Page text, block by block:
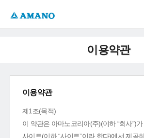
이용약관
이용약관
제1조(목적)
이 약관은 아마노코리아(주)(이하 “회사”)
사이트(이하 “사이트”이라 한다)에서 제공